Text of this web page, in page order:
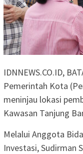
IDNNEWS.CO.ID,
Pemerintah Kota
meninjau lokasi
Kawasan Tanjung
Melalui Anggota
Investasi, Sudirman